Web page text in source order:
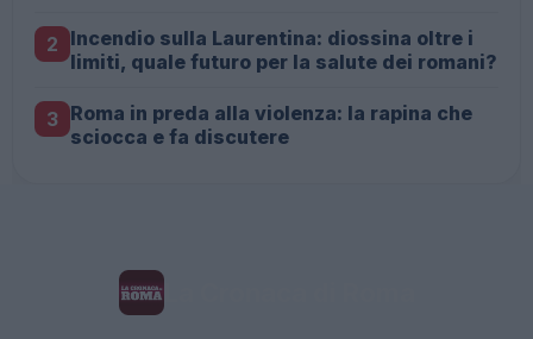
2 Incendio sulla Laurentina: diossina oltre i
limiti, quale futuro per la salute dei romani?
3 Roma in preda alla violenza: la rapina che
sciocca e fa discutere